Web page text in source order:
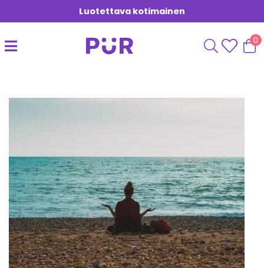
Luotettava kotimainen
0